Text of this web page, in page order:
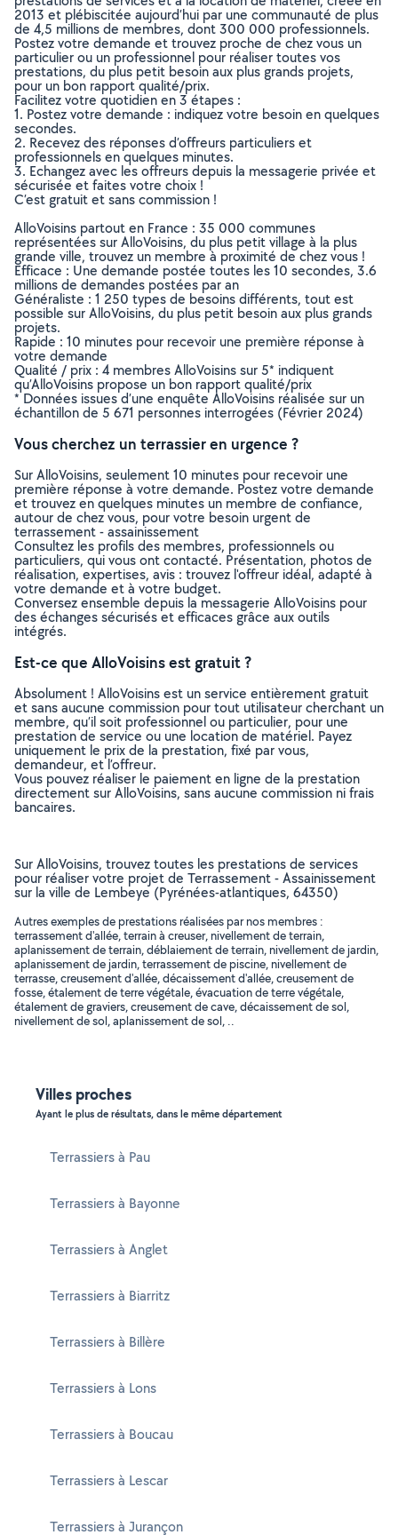
2013 et plébiscitée aujourd’hui par une communauté de plus
de 4,5 millions de membres, dont 300 000 professionnels.
Postez votre demande et trouvez proche de chez vous un
particulier ou un professionnel pour réaliser toutes vos
prestations, du plus petit besoin aux plus grands projets,
pour un bon rapport qualité/prix.
Facilitez votre quotidien en 3 étapes :
1. Postez votre demande : indiquez votre besoin en quelques
secondes.
2. Recevez des réponses d’offreurs particuliers et
professionnels en quelques minutes.
3. Echangez avec les offreurs depuis la messagerie privée et
sécurisée et faites votre choix !
C’est gratuit et sans commission !
AlloVoisins partout en France : 35 000 communes
représentées sur AlloVoisins, du plus petit village à la plus
grande ville, trouvez un membre à proximité de chez vous !
Efficace : Une demande postée toutes les 10 secondes, 3.6
millions de demandes postées par an
Généraliste : 1 250 types de besoins différents, tout est
possible sur AlloVoisins, du plus petit besoin aux plus grands
projets.
Rapide : 10 minutes pour recevoir une première réponse à
votre demande
Qualité / prix : 4 membres AlloVoisins sur 5* indiquent
qu’AlloVoisins propose un bon rapport qualité/prix
* Données issues d’une enquête AlloVoisins réalisée sur un
échantillon de 5 671 personnes interrogées (Février 2024)
Vous cherchez un terrassier en urgence ?
Sur AlloVoisins, seulement 10 minutes pour recevoir une
première réponse à votre demande. Postez votre demande
et trouvez en quelques minutes un membre de confiance,
autour de chez vous, pour votre besoin urgent de
terrassement - assainissement
Consultez les profils des membres, professionnels ou
particuliers, qui vous ont contacté. Présentation, photos de
réalisation, expertises, avis : trouvez l'offreur idéal, adapté à
votre demande et à votre budget.
Conversez ensemble depuis la messagerie AlloVoisins pour
des échanges sécurisés et efficaces grâce aux outils
intégrés.
Est-ce que AlloVoisins est gratuit ?
Absolument ! AlloVoisins est un service entièrement gratuit
et sans aucune commission pour tout utilisateur cherchant un
membre, qu’il soit professionnel ou particulier, pour une
prestation de service ou une location de matériel. Payez
uniquement le prix de la prestation, fixé par vous,
demandeur, et l’offreur.
Vous pouvez réaliser le paiement en ligne de la prestation
directement sur AlloVoisins, sans aucune commission ni frais
bancaires.
Sur AlloVoisins, trouvez toutes les prestations de services
pour réaliser votre projet de Terrassement - Assainissement
sur la ville de Lembeye (Pyrénées-atlantiques, 64350)
Autres exemples de prestations réalisées par nos membres :
terrassement d'allée, terrain à creuser, nivellement de terrain,
aplanissement de terrain, déblaiement de terrain, nivellement de jardin,
aplanissement de jardin, terrassement de piscine, nivellement de
terrasse, creusement d'allée, décaissement d'allée, creusement de
fosse, étalement de terre végétale, évacuation de terre végétale,
étalement de graviers, creusement de cave, décaissement de sol,
nivellement de sol, aplanissement de sol, ..
Villes proches
Ayant le plus de résultats, dans le même département
Terrassiers à Pau
Terrassiers à Bayonne
Terrassiers à Anglet
Terrassiers à Biarritz
Terrassiers à Billère
Terrassiers à Lons
Terrassiers à Boucau
Terrassiers à Lescar
Terrassiers à Jurançon